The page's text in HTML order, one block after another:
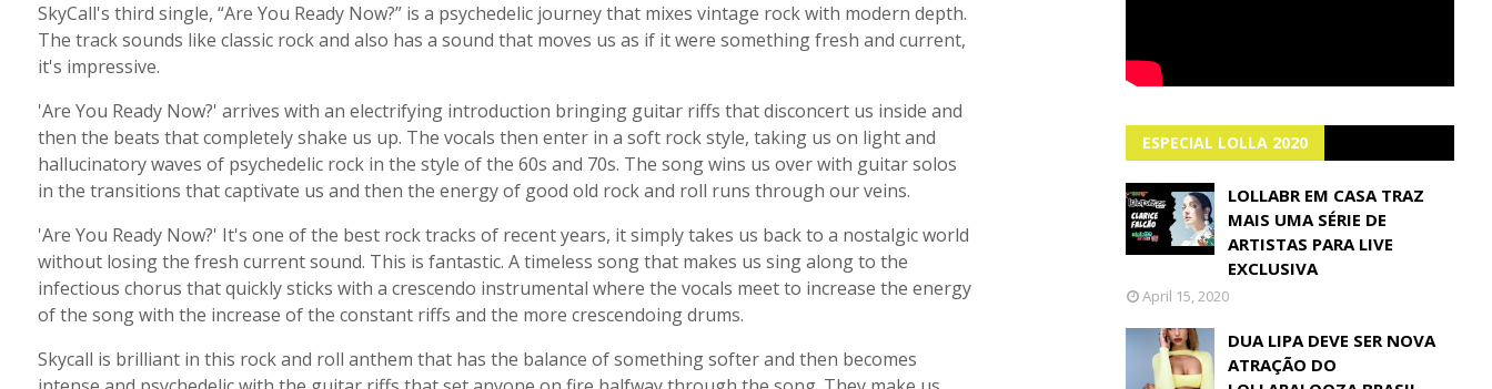
SkyCall's third single, “Are You Ready Now?” is a psychedelic journey that mixes vintage rock with modern depth.
The track sounds like classic rock and also has a sound that moves us as if it were something fresh and current,
it's impressive.
'Are You Ready Now?' arrives with an electrifying introduction bringing guitar riffs that disconcert us inside and
then the beats that completely shake us up. The vocals then enter in a soft rock style, taking us on light and
hallucinatory waves of psychedelic rock in the style of the 60s and 70s. The song wins us over with guitar solos
in the transitions that captivate us and then the energy of good old rock and roll runs through our veins.
'Are You Ready Now?' It's one of the best rock tracks of recent years, it simply takes us back to a nostalgic world
without losing the fresh current sound. This is fantastic. A timeless song that makes us sing along to the
infectious chorus that quickly sticks with a crescendo instrumental where the vocals meet to increase the energy
of the song with the increase of the constant riffs and the more crescendoing drums.
Skycall is brilliant in this rock and roll anthem that has the balance of something softer and then becomes
ESPECIAL LOLLA 2020
LOLLABR EM CASA TRAZ
MAIS UMA SÉRIE DE
ARTISTAS PARA LIVE
EXCLUSIVA
April 15, 2020
DUA LIPA DEVE SER NOVA
ATRAÇÃO DO